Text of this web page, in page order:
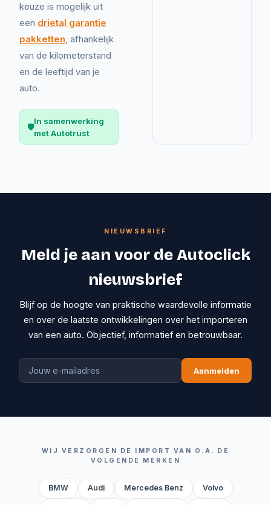
keuze is mogelijk uit
een drietal garantie
pakketten, afhankelijk
van de kilometerstand
en de leeftijd van je
auto.
🛡️
In samenwerking
met Autotrust
NIEUWSBRIEF
Meld je aan voor de Autoclick
nieuwsbrief
Blijf op de hoogte van praktische waardevolle informatie
en over de laatste ontwikkelingen over het importeren
van een auto. Objectief, informatief en betrouwbaar.
Aanmelden
WIJ VERZORGEN DE IMPORT VAN O.A. DE
VOLGENDE MERKEN
BMW Audi Mercedes Benz Volvo